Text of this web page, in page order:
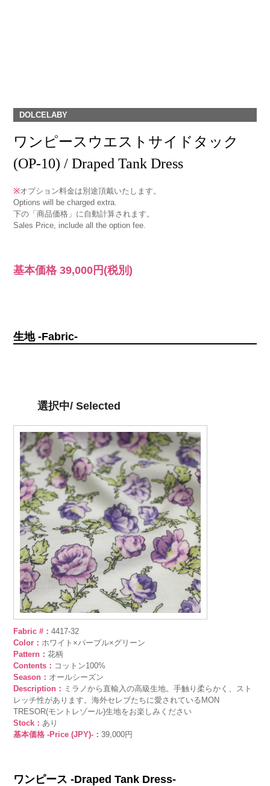
DOLCELABY
ワンピースウエストサイドタック
(OP-10) / Draped Tank Dress
※オプション料金は別途頂戴いたします。
Options will be charged extra.
下の「商品価格」に自動計算されます。
Sales Price, include all the option fee.
基本価格39,000円 (税別)
生地 -Fabric-
選択中/ Selected
Fabric #：4417-32
Color：ホワイト×パープル×グリーン
Pattern：花柄
Contents： コットン100%
Season： オールシーズン
Description： ミラノから直輸入の高級生地。手触り柔らかく、スト
レッチ性があります。海外セレブたちに愛されているMON
TRESOR(モントレゾール)生地をお楽しみください
Stock：あり
基本価格 -Price (JPY)-：39,000円
ワンピース -Draped Tank Dress-